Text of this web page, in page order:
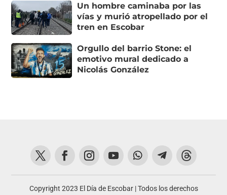
Un hombre caminaba por las
vías y murió atropellado por el
tren en Escobar
Orgullo del barrio Stone: el
emotivo mural dedicado a
Nicolás González
Copyright 2023 El Día de Escobar | Todos los derechos